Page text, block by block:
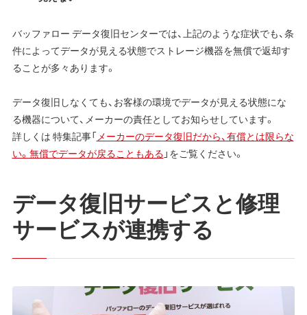
バッファロー データ復旧センターでは、上記のような症状でも、条
件によってデータが見える状態でストレージ機器を無償で返却す
ることが多々あります。
データ復旧しなくても、お客様の環境でデータが見える状態にな
る機器について、メーカーの責任としてお知らせしています。
詳しくは 特集記事「メーカーのデータ復旧だから、有償とは限らな
い。無償でデータが戻ることもある 」をご覧ください。
データ復旧サービスと修理
サービスが連携する